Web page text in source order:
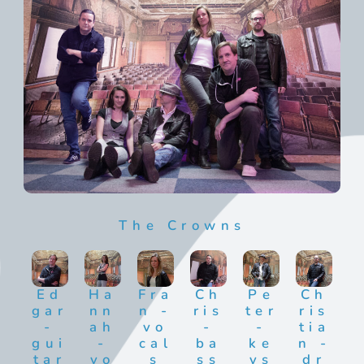
The Crowns
Ed
gar
-
gui
tar
Ha
nn
ah
-
vo
Fra
n -
vo
cal
s
Ch
ris
-
ba
ss
Pe
ter
-
ke
ys
Ch
ris
tia
n -
dr